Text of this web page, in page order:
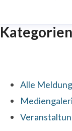
Alle